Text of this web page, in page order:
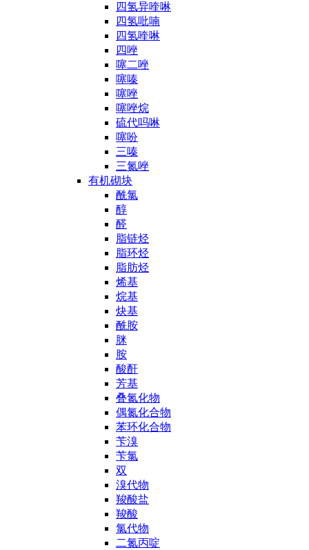
四氢异喹啉
四氢吡喃
四氢喹啉
四唑
噻二唑
噻嗪
噻唑
噻唑烷
硫代吗啉
噻吩
三嗪
三氮唑
有机砌块
酰氯
醇
醛
脂链烃
脂环烃
脂肪烃
烯基
烷基
炔基
酰胺
脒
胺
酸酐
芳基
叠氮化物
偶氮化合物
苯环化合物
苄溴
苄氯
双
溴代物
羧酸盐
羧酸
氯代物
二氮丙啶